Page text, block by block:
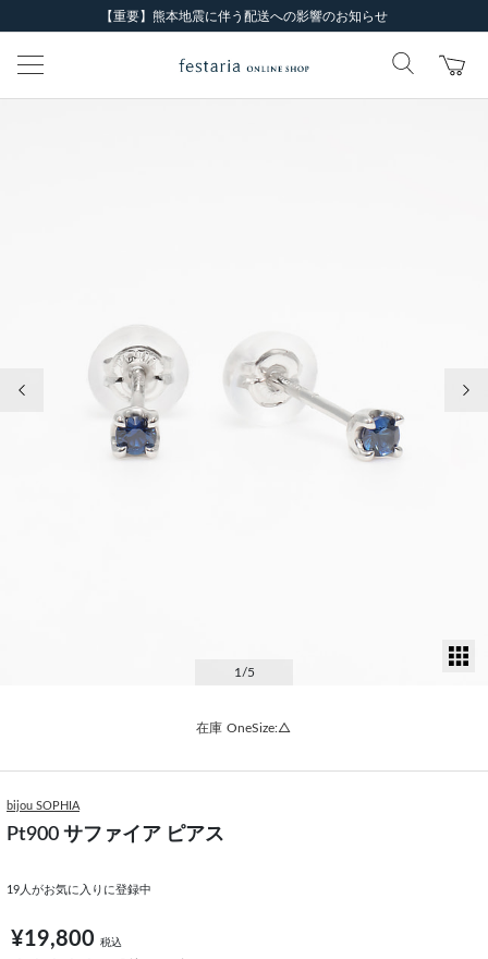
【重要】熊本地震に伴う配送への影響のお知らせ
1 /5
在庫 OneSize:△
bijou SOPHIA
Pt900 サファイア ピアス
19 人がお気に入りに登録中
¥19,800 税込